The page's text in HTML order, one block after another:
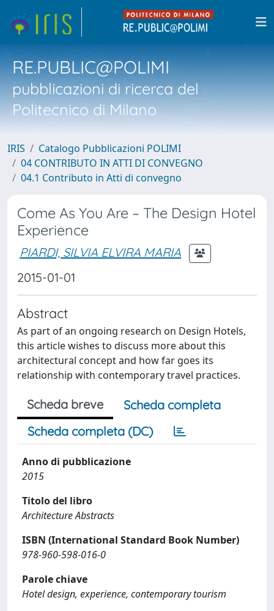
RE.PUBLIC@POLIMI
pubblicazioni di ricerca del
Politecnico di Milano
IRIS
Catalogo Pubblicazioni POLIMI
04 CONTRIBUTO IN ATTI DI CONVEGNO
04.1 Contributo in Atti di convegno
Come As You Are – The Design Hotel
Experience
PIARDI, SILVIA ELVIRA MARIA
2015-01-01
Abstract
As part of an ongoing research on Design Hotels,
this article wishes to discuss more about this
architectural concept and how far goes its
relationship with contemporary travel practices.
Scheda breve
Scheda completa
Scheda completa (DC)
Anno di pubblicazione
2015
Titolo del libro
Architecture Abstracts
ISBN (International Standard Book Number)
978-960-598-016-0
Parole chiave
Hotel design, experience, contemporary tourism